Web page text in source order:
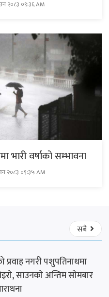
२०८३ ०९:३६ AM
वर्षाको सम्भावना
२०८३ ०९:३५ AM
सबै
नगरी पशुपतिनाथमा
साउनको अन्तिम सोमबार